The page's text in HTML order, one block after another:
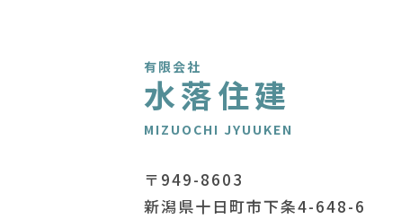
有限会社
水落住建
MIZUOCHI JYUUKEN
〒949-8603
新潟県十日町市下条4-648-6